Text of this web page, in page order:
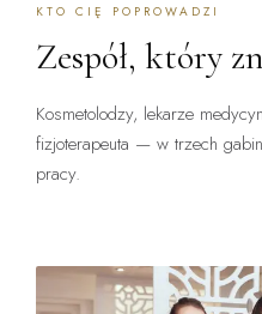
KTO CIĘ POPROWADZI
Zespół, który
Kosmetolodzy, lekarze
fizjoterapeuta — w trzech
pracy.